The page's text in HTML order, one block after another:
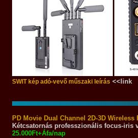
SWIT kép adó-vevő műszaki leírás <<link
PD Movie Dual Channel 2D-3D
Kétcsatornás professzionális focus-iris
25.000Ft+Áfa/nap